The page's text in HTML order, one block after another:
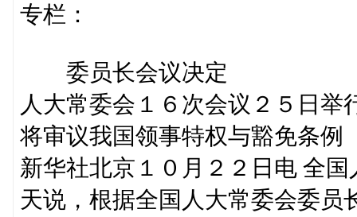
专栏：
委员长会议决定
人大常委会１６次会议２５日举
将审议我国领事特权与豁免条例
新华社北京１０月２２日电 全
天说，根据全国人大常委会委员